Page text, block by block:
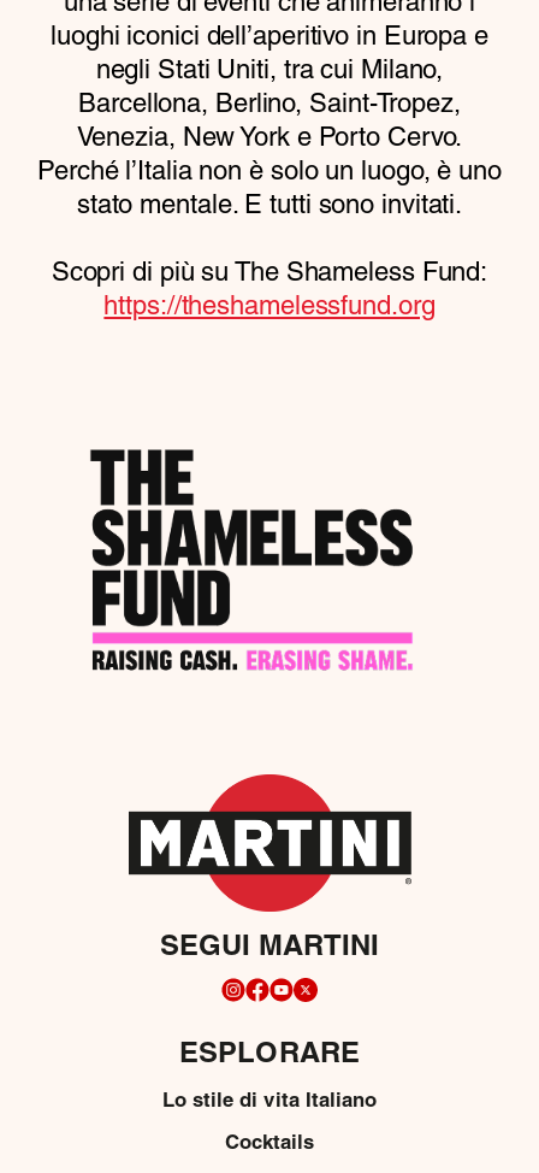
luoghi iconici dell’aperitivo in Europa e
negli Stati Uniti, tra cui Milano,
Barcellona, Berlino, Saint-Tropez,
Venezia, New York e Porto Cervo.
Perché l’Italia non è solo un luogo, è uno
stato mentale. E tutti sono invitati.
Scopri di più su The Shameless Fund:
https://theshamelessfund.org
SEGUI MARTINI
ESPLORARE
Lo stile di vita Italiano
Cocktails